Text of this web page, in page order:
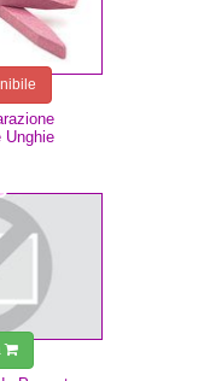
Unghie